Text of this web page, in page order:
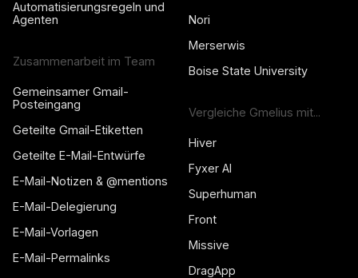
Automatisierungsregeln und
Agenten
Zusammenarbeit im Team
Gemeinsamer Gmail-
Posteingang
Geteilte Gmail-Etiketten
Geteilte E-Mail-Entwürfe
E-Mail-Notizen & @mentions
E-Mail-Delegierung
E-Mail-Vorlagen
E-Mail-Permalinks
Nori
Merserwis
Boise State University
Vergleiche Gmelius mit...
Hiver
Fyxer AI
Superhuman
Front
Missive
DragApp